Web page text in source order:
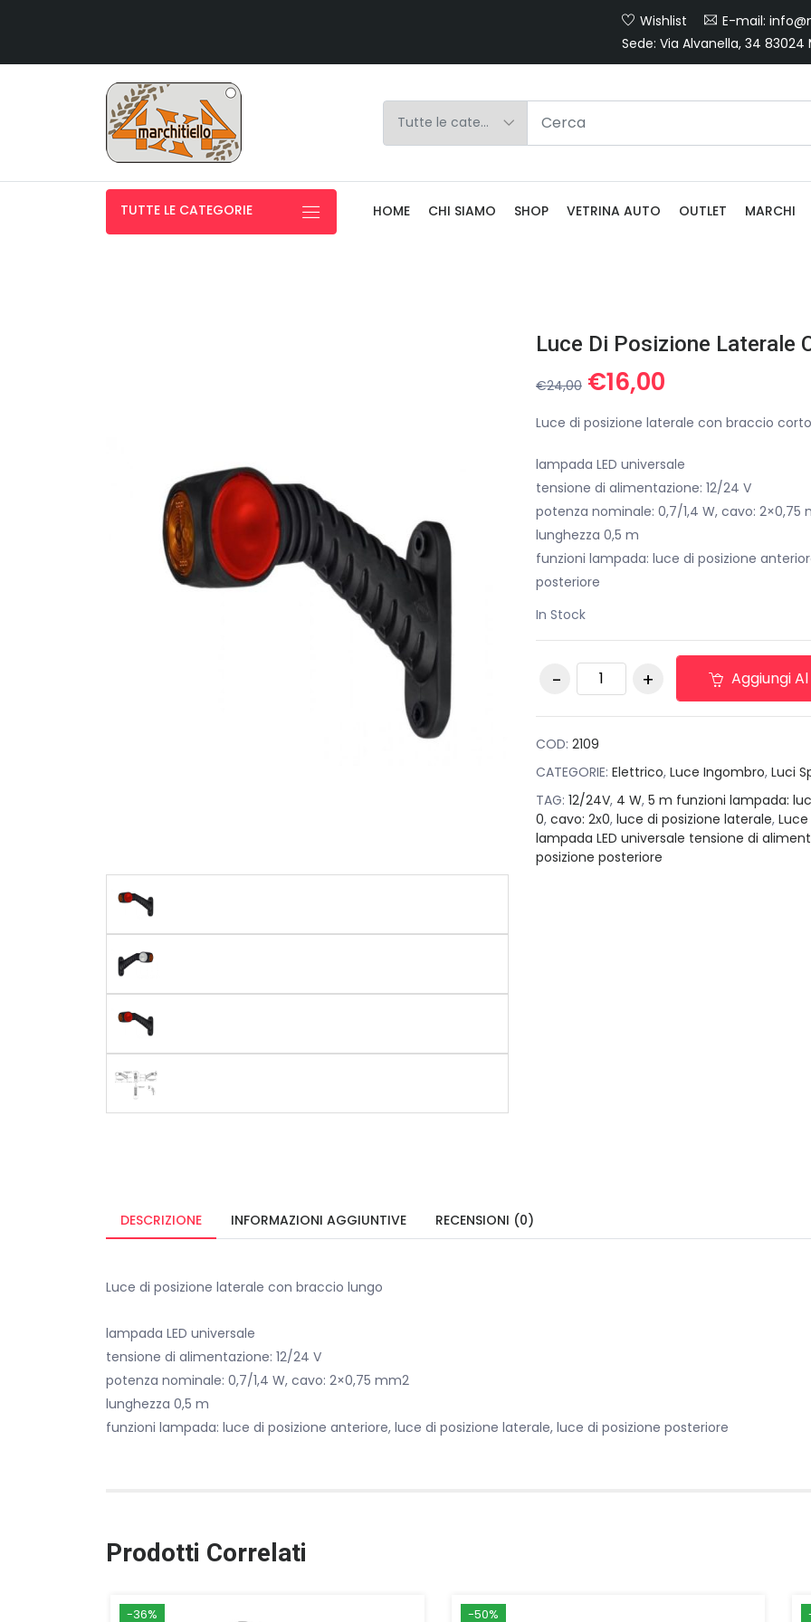
Wishlist
E-mail:
Sede: Via Alvanella, 34
TUTTE LE CATEGORIE HOME CHI SIAMO SHOP VETRINA AUTO OUTLET MARCHI
Luce Di Posizione Laterale
€24,00 Il
prezzo
originale
era:
€24,00.
€16,00
attuale
è:
€16,00.
Luce di posizione laterale con braccio
lampada LED universale
tensione di alimentazione: 12/24 V
potenza nominale: 0,7/1,4 W, cavo: 2×0,75
lunghezza 0,5 m
funzioni lampada: luce di posizione
posteriore
In Stock
Luce di posizione
laterale con braccio
Aggiungi
COD: 2109
CATEGORIE: Elettrico, Luce Ingombro, Luci
TAG: 12/24V, 4 W, 5 m funzioni lampada:
0, cavo: 2x0, luce di posizione laterale,
lampada LED universale tensione di
posizione posteriore
DESCRIZIONE INFORMAZIONI AGGIUNTIVE RECENSIONI (0)
Luce di posizione laterale con braccio lungo
lampada LED universale
tensione di alimentazione: 12/24 V
potenza nominale: 0,7/1,4 W, cavo: 2×0,75 mm2
lunghezza 0,5 m
funzioni lampada: luce di posizione anteriore, luce di posizione laterale, luce di posizione posteriore
Prodotti Correlati
-36% -50%